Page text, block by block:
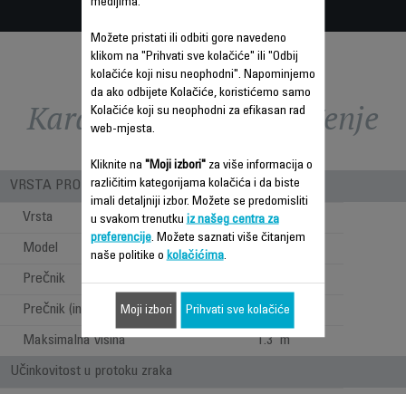
Karakteristike - Poređenje
VRSTA PROIZVODA
Vrsta Klasični
Model Stojeći
Prečnik
Prečnik (inči) 16
Maksimalna visina 1.3 m
Učinkovitost u protoku zraka
Možete pristati ili odbiti gore navedeno
klikom na "Prihvati sve kolačiće" ili "Odbij
kolačiće koji nisu neophodni". Napominjemo
da ako odbijete Kolačiće, koristićemo samo
Kolačiće koji su neophodni za efikasan rad
web-mjesta.
Kliknite na "Moji izbori"za više informacija o
različitim kategorijama kolačića i da biste
imali detaljniji izbor. Možete se predomisliti
u svakom trenutku iz našeg centra za
preferencije. Možete saznati više čitanjem
naše politike o kolačićima.
Moji izbori Prihvati sve kolačiće